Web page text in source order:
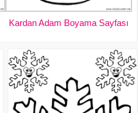
Kardan Adam Boyama Sayfası